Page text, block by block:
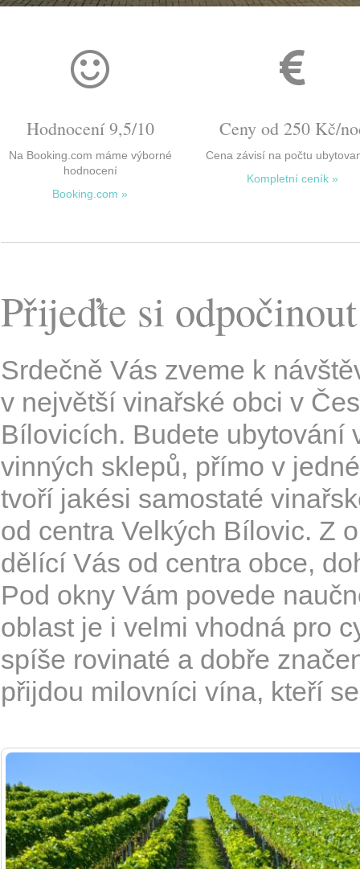
Hodnocení 9,5/10
Na Booking.com máme výborné
hodnocení
Booking.com »
Ceny od 250 Kč/
Cena závisí na počtu
Kompletní ceník »
Přijeďte si
Srdečně Vás zveme k
v největší vinařské obci v
Bílovicích. Budete ubytování
vinných sklepů, přímo v
tvoří jakési samostaté
od centra Velkých Bílovic. Z
dělící Vás od centra obce,
Pod okny Vám povede
oblast je i velmi vhodná pro
spíše rovinaté a dobře
přijdou milovníci vína, kteří